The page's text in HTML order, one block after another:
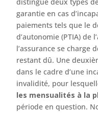
garantie en cas
paiements tels que le
d’autonomie (PTIA) de
l’assurance se charge
restant dû. Une
dans le cadre d’une
invalidité, pour
les mensualités à la
période en question.